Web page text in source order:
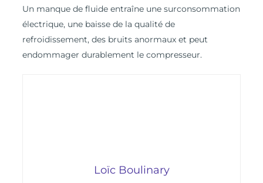
Un manque de fluide entraîne une surconsommation
électrique, une baisse de la qualité de
refroidissement, des bruits anormaux et peut
endommager durablement le compresseur.
Loïc Boulinary